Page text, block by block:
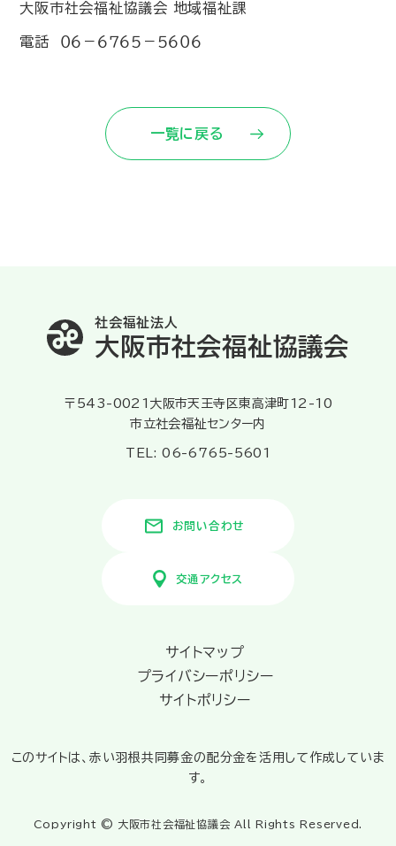
大阪市社会福祉協議会 地域福祉課
電話 ０６－６７６５－５６０６
一覧に戻る
社会福祉法人
大阪市社会福祉協議会
〒543-0021大阪市天王寺区東高津町12-10
市立社会福祉センター内
TEL: 06-6765-5601
お問い合わせ
交通アクセス
サイトマップ
プライバシーポリシー
サイトポリシー
このサイトは、赤い羽根共同募金の配分金を活用して作成していま
す。
Copyright © 大阪市社会福祉協議会 All Rights Reserved.